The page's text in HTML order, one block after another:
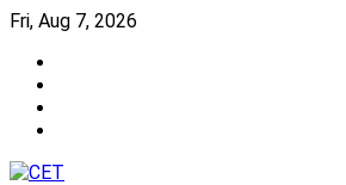
Skip
content
Fri, Aug 7, 2026